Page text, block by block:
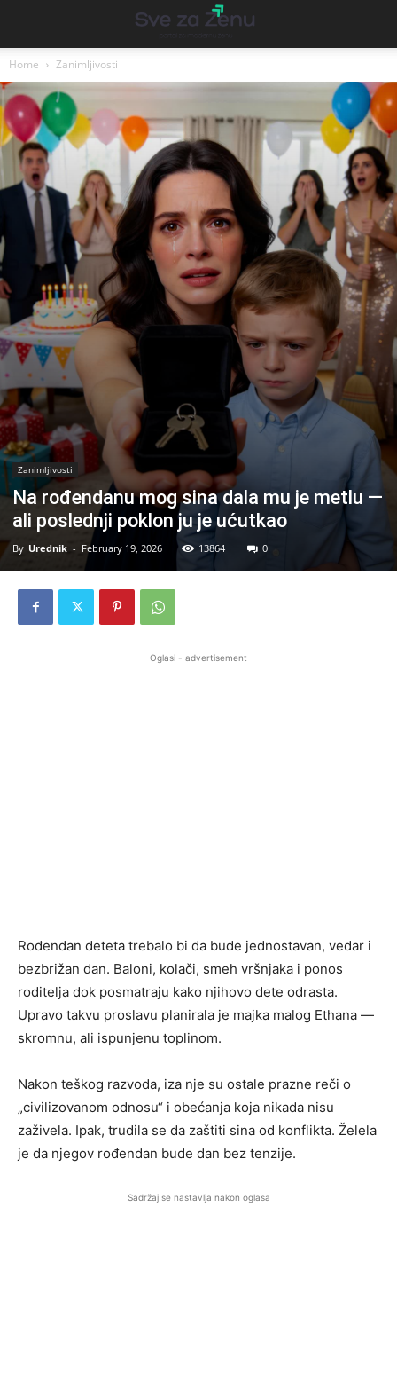
Home Zanimljivosti
Zanimljivosti
Na rođendanu mog sina dala mu je metlu —
ali poslednji poklon ju je ućutkao
By Urednik - February 19, 2026 13864 0
Oglasi - advertisement
Rođendan deteta trebalo bi da bude jednostavan, vedar i
bezbrižan dan. Baloni, kolači, smeh vršnjaka i ponos
roditelja dok posmatraju kako njihovo dete odrasta.
Upravo takvu proslavu planirala je majka malog Ethana —
skromnu, ali ispunjenu toplinom.
Nakon teškog razvoda, iza nje su ostale prazne reči o
„civilizovanom odnosu“ i obećanja koja nikada nisu
zaživela. Ipak, trudila se da zaštiti sina od konflikta. Želela
je da njegov rođendan bude dan bez tenzije.
Sadržaj se nastavlja nakon oglasa